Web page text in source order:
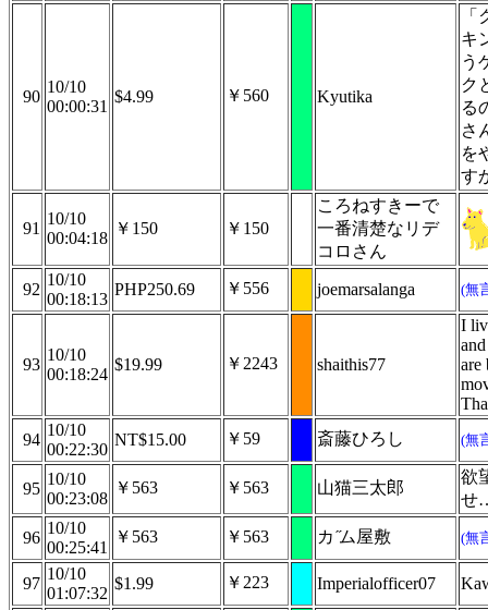
90
10/10
00:00:31
$4.99 ￥560 Kyutika
キ
う
ク
る
さ
を
す
91
10/10
00:04:18
￥150 ￥150
ころねすきーで
一番清楚なリデ
コロさん
92
10/10
00:18:13
PHP250.69 ￥556 joemarsalanga (無
93
10/10
00:18:24
$19.99 ￥2243 shaithis77
I
are
94
10/10
00:22:30
NT$15.00 ￥59 斎藤ひろし (無
95
10/10
00:23:08
￥563 ￥563 山猫三太郎
欲
せ
96
10/10
00:25:41
￥563 ￥563 カ ̋ム屋敷 (無
97
10/10
01:07:32
$1.99 ￥223 Imperialofficer07